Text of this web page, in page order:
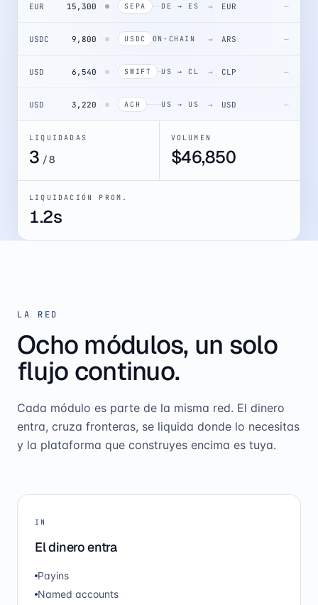
EUR 15,300 SEPA DE → ES → EUR —
USDC 9,800 USDC ON-CHAIN → AR
→ ARS —
USD 6,540 SWIFT US → CL → CLP —
USD 3,220 ACH US → US → USD —
LIQUIDADAS
4 /8
VOLUMEN
$52,082
LIQUIDACIÓN PROM.
1.2s
LA RED
Ocho módulos, un solo
flujo continuo.
Cada módulo es parte de la misma red. El dinero
entra, cruza fronteras, se liquida donde lo necesitas
y la plataforma que construyes encima es tuya.
IN
El dinero entra
Payins
Named accounts